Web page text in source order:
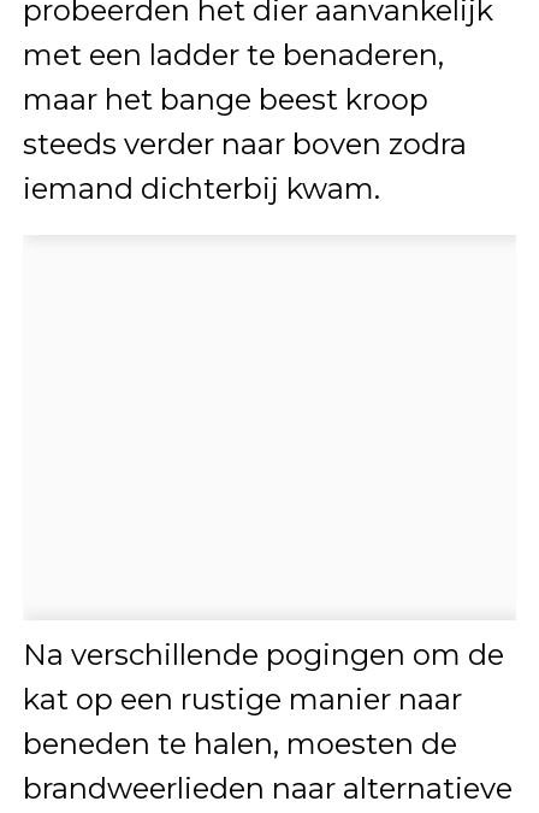
probeerden het dier aanvankelijk
met een ladder te benaderen,
maar het bange beest kroop
steeds verder naar boven zodra
iemand dichterbij kwam.
Na verschillende pogingen om de
kat op een rustige manier naar
beneden te halen, moesten de
brandweerlieden naar alternatieve